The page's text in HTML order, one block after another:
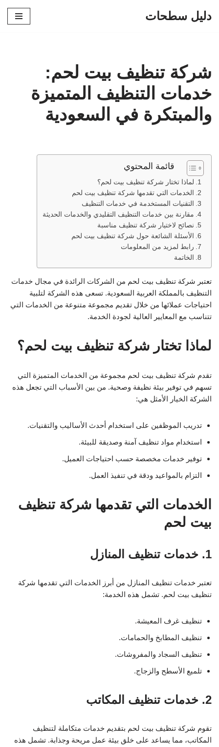
دليل سطحات
شركة تنظيف بيت لحم:
خدمات التنظيف المتميزة
والمبتكرة في السعودية
قائمة المحتوي
لماذا تختار شركة تنظيف بيت لحم؟
الخدمات التي تقدمها شركة تنظيف بيت لحم
التقنيات المستخدمة في خدمات التنظيف
مقارنة بين خدمات التنظيف التقليدي والخدمات الحديثة
نصائح لاختيار شركة تنظيف مناسبة
الأسئلة الشائعة حول شركة تنظيف بيت لحم
رابط لمزيد من المعلومات
الخاتمة
تعتبر شركة تنظيف بيت لحم من الشركات الرائدة في مجال خدمات
التنظيف بالمملكة العربية السعودية. تسعى هذه الشركة لتلبية
احتياجات عملائها من خلال تقديم مجموعة متنوعة من الخدمات التي
تتناسب مع المعايير العالية لجودة الخدمة.
لماذا تختار شركة تنظيف بيت لحم؟
تقدم شركة تنظيف بيت لحم مجموعة من الخدمات المتميزة التي
تسهم في توفير بيئة نظيفة وصحية. من بين الأسباب التي تجعل هذه
الشركة الخيار الأمثل هي:
تدريب الموظفين على استخدام أحدث الأساليب والتقنيات.
استخدام مواد تنظيف آمنة وصديقة للبيئة.
توفير خدمات مخصصة حسب احتياجات العميل.
التزام بالمواعيد ودقة في تنفيذ العمل.
الخدمات التي تقدمها شركة تنظيف
بيت لحم
1. خدمات تنظيف المنازل
تعتبر خدمات تنظيف المنازل من أبرز الخدمات التي تقدمها شركة
تنظيف بيت لحم. تشمل هذه الخدمة:
تنظيف غرف المعيشة.
تنظيف المطابخ والحمامات.
تنظيف السجاد والمفروشات.
تلميع الأسطح والزجاج.
2. خدمات تنظيف المكاتب
تقوم شركة تنظيف بيت لحم بتقديم خدمات متكاملة لتنظيف
المكاتب، مما يساعد على خلق بيئة عمل مريحة وجذابة. تشمل هذه